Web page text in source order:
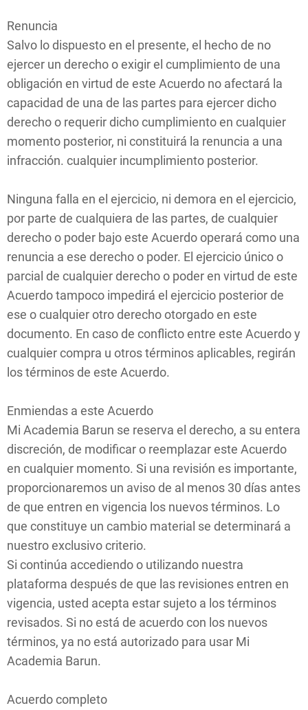
Renuncia
Salvo lo dispuesto en el presente, el hecho de no
ejercer un derecho o exigir el cumplimiento de una
obligación en virtud de este Acuerdo no afectará la
capacidad de una de las partes para ejercer dicho
derecho o requerir dicho cumplimiento en cualquier
momento posterior, ni constituirá la renuncia a una
infracción. cualquier incumplimiento posterior.
Ninguna falla en el ejercicio, ni demora en el ejercicio,
por parte de cualquiera de las partes, de cualquier
derecho o poder bajo este Acuerdo operará como una
renuncia a ese derecho o poder. El ejercicio único o
parcial de cualquier derecho o poder en virtud de este
Acuerdo tampoco impedirá el ejercicio posterior de
ese o cualquier otro derecho otorgado en este
documento. En caso de conflicto entre este Acuerdo y
cualquier compra u otros términos aplicables, regirán
los términos de este Acuerdo.
Enmiendas a este Acuerdo
Mi Academia Barun se reserva el derecho, a su entera
discreción, de modificar o reemplazar este Acuerdo
en cualquier momento. Si una revisión es importante,
proporcionaremos un aviso de al menos 30 días antes
de que entren en vigencia los nuevos términos. Lo
que constituye un cambio material se determinará a
nuestro exclusivo criterio.
Si continúa accediendo o utilizando nuestra
plataforma después de que las revisiones entren en
vigencia, usted acepta estar sujeto a los términos
revisados. Si no está de acuerdo con los nuevos
términos, ya no está autorizado para usar Mi
Academia Barun.
Acuerdo completo